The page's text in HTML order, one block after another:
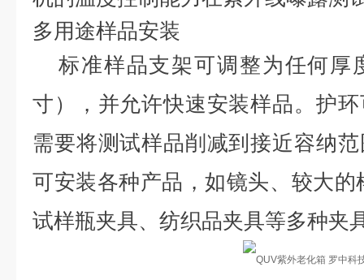
多用途样品安装
标准样品支架可调整为任何厚
寸），并允许快速安装样品。护
需要将测试样品削减到接近容纳
可安装各种产品，如镜头、较大
试样瓶夹具、纺织品夹具等多种夹